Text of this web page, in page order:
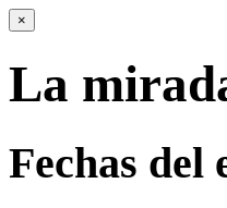
×
La
Fechas del